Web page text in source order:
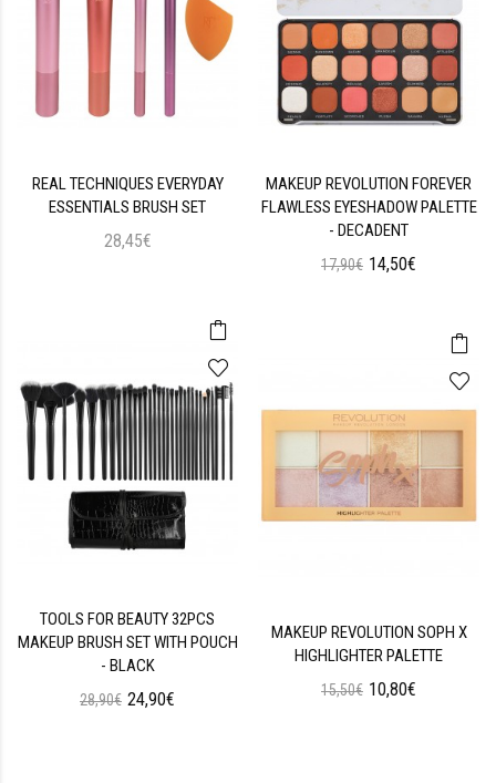
REAL TECHNIQUES EVERYDAY
ESSENTIALS BRUSH SET
28,45€
TOOLS FOR BEAUTY 32PCS
MAKEUP BRUSH SET WITH POUCH
- BLACK
28,90€ 24,90€
MAKEUP REVOLUTION FOREVER
FLAWLESS EYESHADOW PALETTE
- DECADENT
17,90€ 14,50€
MAKEUP REVOLUTION SOPH X
HIGHLIGHTER PALETTE
15,50€ 10,80€